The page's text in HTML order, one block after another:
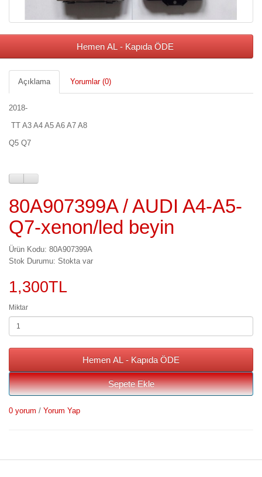
Hemen AL - Kapıda ÖDE
Açıklama Yorumlar (0)
2018-
TT A3 A4 A5 A6 A7 A8
Q5 Q7
80A907399A / AUDI A4-A5-
Q7-xenon/led beyin
Ürün Kodu: 80A907399A
Stok Durumu: Stokta var
1,300TL
Miktar
Hemen AL - Kapıda ÖDE
Sepete Ekle
0 yorum / Yorum Yap